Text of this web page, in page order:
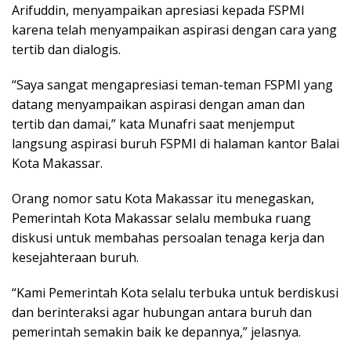
Arifuddin, menyampaikan apresiasi kepada FSPMI
karena telah menyampaikan aspirasi dengan cara yang
tertib dan dialogis.
“Saya sangat mengapresiasi teman-teman FSPMI yang
datang menyampaikan aspirasi dengan aman dan
tertib dan damai,” kata Munafri saat menjemput
langsung aspirasi buruh FSPMI di halaman kantor Balai
Kota Makassar.
Orang nomor satu Kota Makassar itu menegaskan,
Pemerintah Kota Makassar selalu membuka ruang
diskusi untuk membahas persoalan tenaga kerja dan
kesejahteraan buruh.
“Kami Pemerintah Kota selalu terbuka untuk berdiskusi
dan berinteraksi agar hubungan antara buruh dan
pemerintah semakin baik ke depannya,” jelasnya.